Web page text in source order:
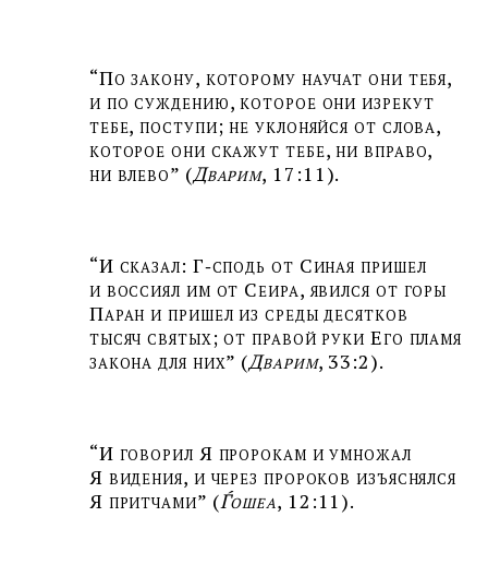
“По закону, которому научат они тебя,
и по суждению, которое они изрекут
тебе, поступи; не уклоняйся от слова,
которое они скажут тебе, ни вправо,
ни влево” (Дварим, 17:11).
“И сказал: Г‑сподь от Синая пришел
и воссиял им от Сеира, явился от горы
Паран и пришел из среды десятков
тысяч святых; от правой руки Его пламя
закона для них” (Дварим, 33:2).
“И говорил Я пророкам и умножал
Я видения, и через пророков изъяснялся
Я притчами” (Ѓошеа, 12:11).